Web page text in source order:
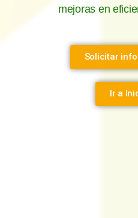
mejoras en
Solicitar
Ir a